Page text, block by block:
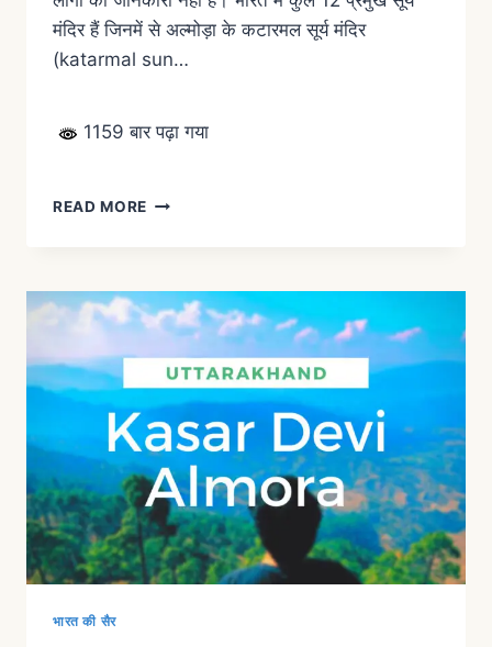
मंदिर हैं जिनमें से अल्मोड़ा के कटारमल सूर्य मंदिर
(katarmal sun…
1159 बार पढ़ा गया
READ MORE
भारत की सैर